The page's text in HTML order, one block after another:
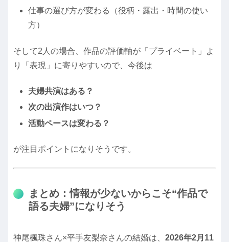
仕事の選び方が変わる（役柄・露出・時間の使い
方）
そして2人の場合、作品の評価軸が「プライベート」よ
り「表現」に寄りやすいので、今後は
夫婦共演はある？
次の出演作はいつ？
活動ペースは変わる？
が注目ポイントになりそうです。
まとめ：情報が少ないからこそ“作品で
語る夫婦”になりそう
神尾楓珠さん×平手友梨奈さんの結婚は、 2026年2月11